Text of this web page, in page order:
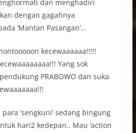
dan menghadiri
dengan gagahnya
‘Mantan Pasangan’…
kecewaaaaaa!!!!!
Yang sok
PRABOWO dan suka
‘sengkuni’ sedang bingung
hari2 kedepan.. Mau ‘action